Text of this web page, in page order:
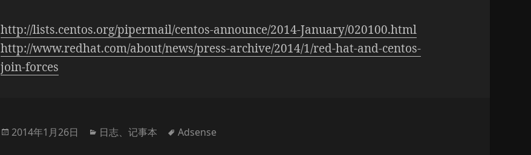
http://lists.centos.org/pipermail/centos-announce/2014-January/020100.html
http://www.redhat.com/about/news/press-archive/2014/1/red-hat-and-centos-
join-forces
发
2014年1月26日
分
日志、 记事本
标
Adsense